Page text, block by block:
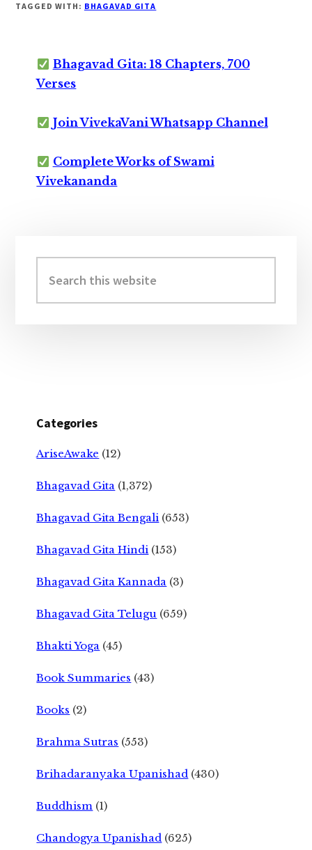
TAGGED WITH: BHAGAVAD GITA
Bhagavad Gita: 18 Chapters, 700
Verses
Join VivekaVani Whatsapp Channel
Complete Works of Swami
Vivekananda
Sidebar
this
website
Categories
AriseAwake (12)
Bhagavad Gita (1,372)
Bhagavad Gita Bengali (653)
Bhagavad Gita Hindi (153)
Bhagavad Gita Kannada (3)
Bhagavad Gita Telugu (659)
Bhakti Yoga (45)
Book Summaries (43)
Books (2)
Brahma Sutras (553)
Brihadaranyaka Upanishad (430)
Buddhism (1)
Chandogya Upanishad (625)